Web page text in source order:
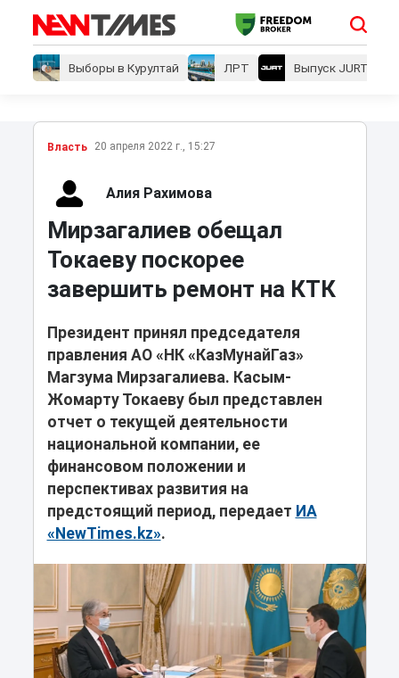
Выборы в Курултай ЛРТ Выпуск JURT
Власть 20 апреля 2022 г., 15:27
Алия Рахимова
Мирзагалиев обещал
Токаеву поскорее
завершить ремонт на КТК
Президент принял председателя
правления АО «НК «КазМунайГаз»
Магзума Мирзагалиева. Касым-
Жомарту Токаеву был представлен
отчет о текущей деятельности
национальной компании, ее
финансовом положении и
перспективах развития на
предстоящий период, передает ИА
«NewTimes.kz».